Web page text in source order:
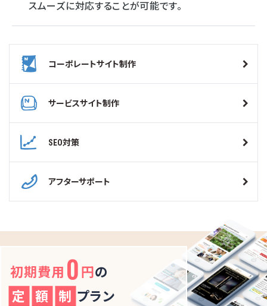
スムーズに対応することが可能です。
コーポレートサイト制作
サービスサイト制作
SEO対策
アフターサポート
初期費用 0円の
定 額 制 プラン